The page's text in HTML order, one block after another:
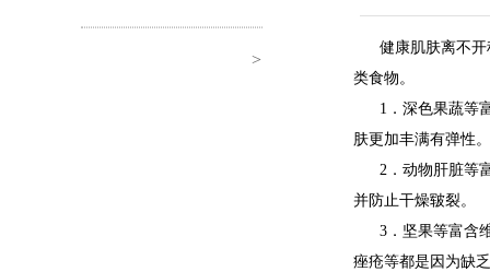
>
健康肌肤离不
类食物。
1．深色果蔬等
肤更加丰满有弹性
2．动物肝脏等
并防止干燥皲裂。
3．坚果等富含
痤疮等都是因为缺